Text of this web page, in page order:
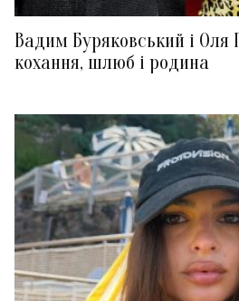
Вадим Буряковський і Оля
кохання, шлюб і родина